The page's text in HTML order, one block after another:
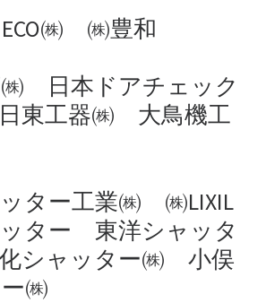
㈱ ㈱豊和
㈱ 日本ドアチェック
東工器㈱ 大鳥機工
ター工業㈱ ㈱LIXIL
ター 東洋シャッタ
シャッター㈱ 小俣
㈱